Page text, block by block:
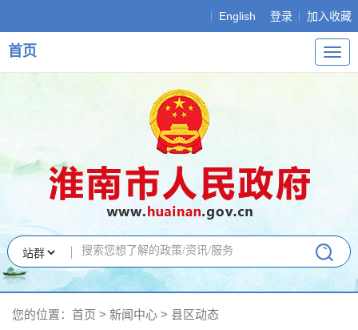
English 登录 加入收藏
导
航
首页
您的位置： 首页 > 新闻中心 > 县区动态